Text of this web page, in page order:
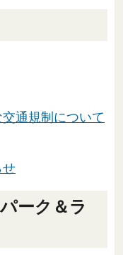
通規制について
せ
ーク＆ラ